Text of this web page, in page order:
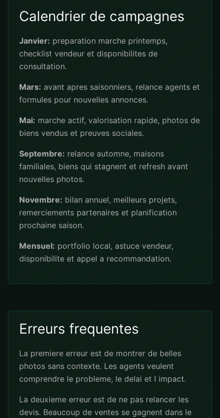
Calendrier de campagnes
Janvier: preparation marche printemps,
checklist vendeur et disponibilites de
consultation.
Mars: avant apres saisonniers, relance agents et
formules pour nouvelles annonces.
Mai: marche actif, valorisation rapide, photos de
biens vendus et preuves sociales.
Septembre: relance automne, maisons
familiales, biens qui stagnent et refresh avant
nouvelles photos.
Novembre: bilan annuel, meilleurs projets,
remerciements partenaires et planification
prochaine saison.
Mensuel: portfolio local, astuce vendeur,
disponibilite et appel a recommandation.
Erreurs frequentes
La premiere erreur est de montrer de belles
photos sans contexte. Les agents veulent
comprendre le probleme, le delai et l impact.
La deuxieme erreur est de ne pas relancer les
devis. Beaucoup de ventes se gagnent dans le